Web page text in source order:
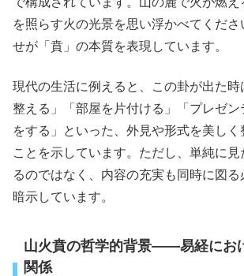
を照らす火の光景を思い浮かべてくだ
せが「賁」の本質を表現しています。
現代の生活に例えると、この卦が出た時
整える」「部屋を片付ける」「プレゼ
をする」といった、外見や形式を美しく
ことを示しています。ただし、単純に
るのではなく、内容の充実も同時に図
暗示しています。
山火賁の哲学的背景――易経にお
関係